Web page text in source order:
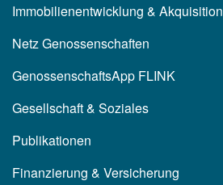
Immobilienentwicklung & Akquisition
Netz Genossenschaften
GenossenschaftsApp FLINK
Gesellschaft & Soziales
Publikationen
Finanzierung & Versicherung